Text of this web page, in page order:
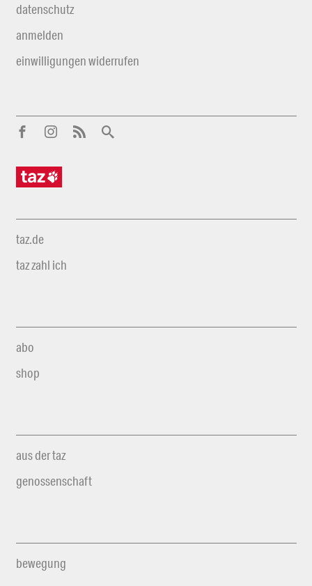
datenschutz
anmelden
einwilligungen widerrufen
taz.de
taz zahl ich
abo
shop
aus der taz
genossenschaft
bewegung